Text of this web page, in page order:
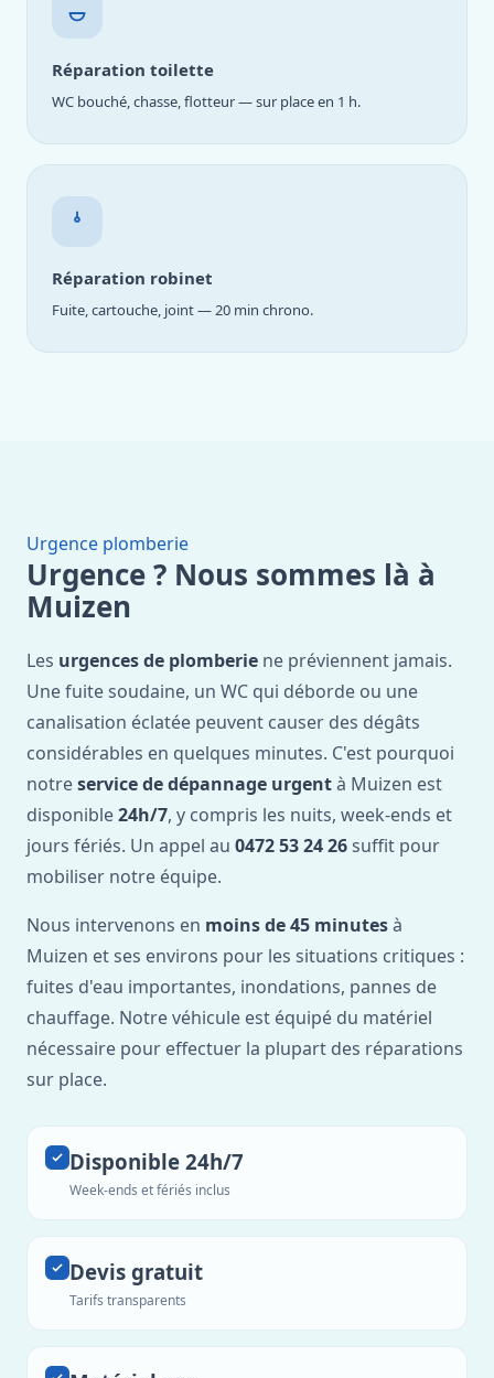
Réparation toilette
WC bouché, chasse, flotteur — sur place en 1 h.
Réparation robinet
Fuite, cartouche, joint — 20 min chrono.
Urgence plomberie
Urgence ? Nous sommes là à
Muizen
Les urgences de plomberie ne préviennent jamais.
Une fuite soudaine, un WC qui déborde ou une
canalisation éclatée peuvent causer des dégâts
considérables en quelques minutes. C'est pourquoi
notreservice de dépannage urgentà Muizen est
disponible24h/7, y compris les nuits, week-ends et
jours fériés. Un appel au 0472 53 24 26 suffit pour
mobiliser notre équipe.
Nous intervenons en moins de 45 minutesà
Muizen et ses environs pour les situations critiques :
fuites d'eau importantes, inondations, pannes de
chauffage. Notre véhicule est équipé du matériel
nécessaire pour effectuer la plupart des réparations
sur place.
Disponible 24h/7
Week-ends et fériés inclus
Devis gratuit
Tarifs transparents